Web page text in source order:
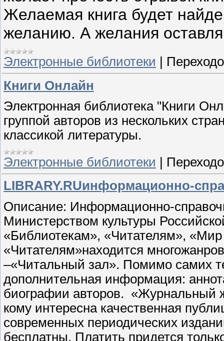
Желаемая книга будет
желанию. А желания
Электронные библиотеки
Книги Онлайн
Электронная библиотека "Книги
группой авторов из нескольких
классикой литературы.
Электронные библиотеки
LIBRARY.RUинформационно-
Описание: Информационно-
Министерством культуры
«Библиотекам», «Читателям»,
«Читателям»находится
–«Читальный зал». Помимо самих
дополнительная информация:
биографии авторов.
«Журнальный
кому интересна качественная
современных периодических
бесплатны. Платить придется